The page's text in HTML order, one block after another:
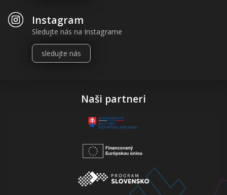
Instagram
Sledujte nás na Instagrame
sledujte nás
Naši partneri